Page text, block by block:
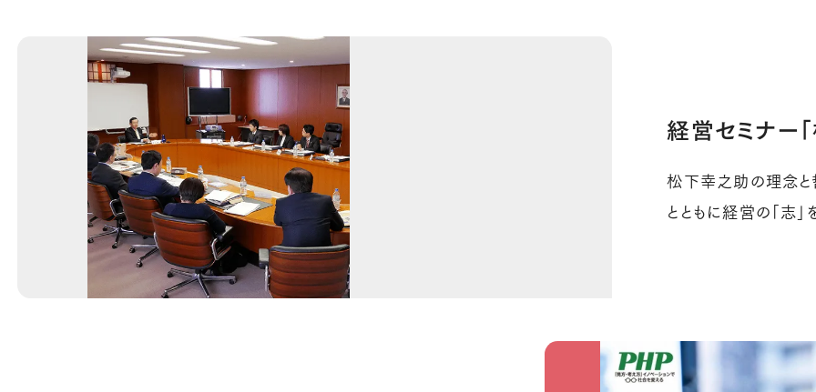
経営セミナー
松下幸之助の理念
とともに経営の「志